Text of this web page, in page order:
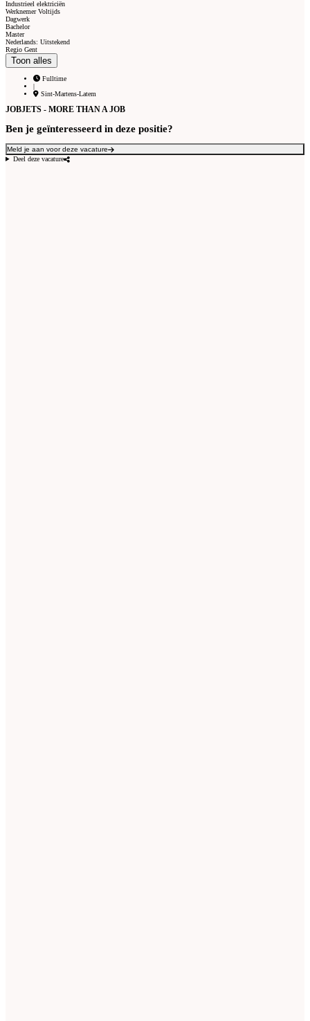
Industrieel elektriciën
Werknemer Voltijds
Dagwerk
Bachelor
Master
Nederlands: Uitstekend
Regio Gent
Toon alles
Fulltime
|
Sint-Martens-Latem
JOBJETS - MORE THAN A JOB
Ben je geïnteresseerd in deze positie?
Meld je aan voor deze vacature
Deel deze vacature